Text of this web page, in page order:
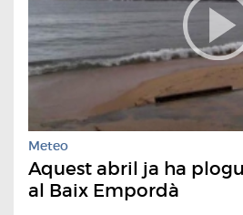
Meteo
Aquest abril ja ha
al Baix Empordà